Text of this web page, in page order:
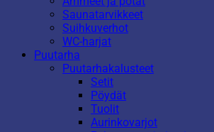
Saunatarvikkeet
Suihkuverhot
WC-harjat
Puutarha
Puutarhakalusteet
Setit
Pöydät
Tuolit
Aurinkovarjot